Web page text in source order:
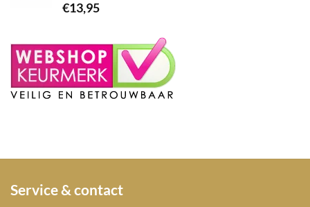
€13,95
Service & contact